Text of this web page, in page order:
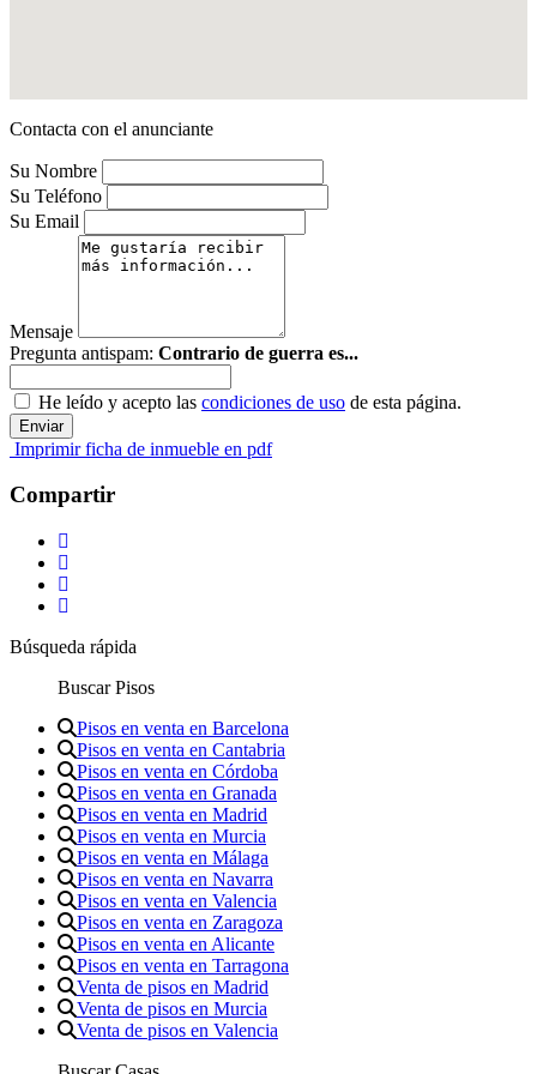
Contacta con el anunciante
Su Nombre
Su Teléfono
Su Email
Mensaje
Pregunta antispam: Contrario de guerra es...
He leído y acepto las condiciones de uso de esta página.
Imprimir ficha de inmueble en pdf
Compartir
Búsqueda rápida
Buscar Pisos
Pisos en venta en Barcelona
Pisos en venta en Cantabria
Pisos en venta en Córdoba
Pisos en venta en Granada
Pisos en venta en Madrid
Pisos en venta en Murcia
Pisos en venta en Málaga
Pisos en venta en Navarra
Pisos en venta en Valencia
Pisos en venta en Zaragoza
Pisos en venta en Alicante
Pisos en venta en Tarragona
Venta de pisos en Madrid
Venta de pisos en Murcia
Venta de pisos en Valencia